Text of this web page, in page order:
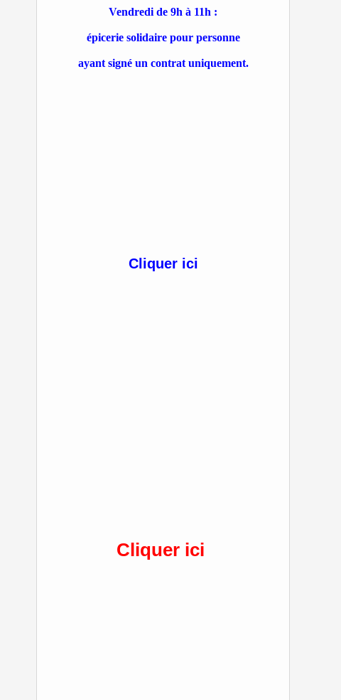
Vendredi de 9h à 11h :
épicerie solidaire pour personne
ayant signé un contrat uniquement.
Cliquer ici
Cliquer ici